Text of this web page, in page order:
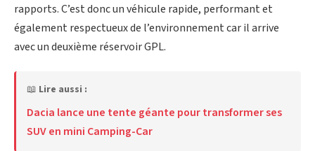
rapports. C’est donc un véhicule rapide, performant et
également respectueux de l’environnement car il arrive
avec un deuxième réservoir GPL.
📖 Lire aussi :
Dacia lance une tente géante pour transformer ses
SUV en mini Camping-Car